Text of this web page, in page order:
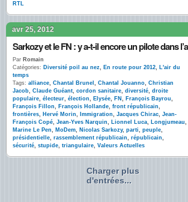
RTL
avr 25, 2012
Sarkozy et le FN : y a-t-il encore un pilote dans
Par Romain
Catégories: Diversité poil au nez, En route pour 2012, L'air du
temps
Tags: alliance, Chantal Brunel , Chantal Jouanno, Christian
Jacob, Claude Guéant, cordon sanitaire, diversité, droite
populaire, électeur, élection, Elysée, FN , François Bayrou,
François Fillon, François Hollande, front républicain,
frontières, Hervé Morin, Immigration, Jacques Chirac, Jean-
François Copé, Jean-Yves Narquin, Lionnel Luca, Longjumeau,
Marine Le Pen, MoDem, Nicolas Sarkozy, parti, peuple,
présidentielle, rassemblement républicain, républicain,
sécurité, stupide, triangulaire, Valeurs Actuelles
Charger plus
d'entrées...